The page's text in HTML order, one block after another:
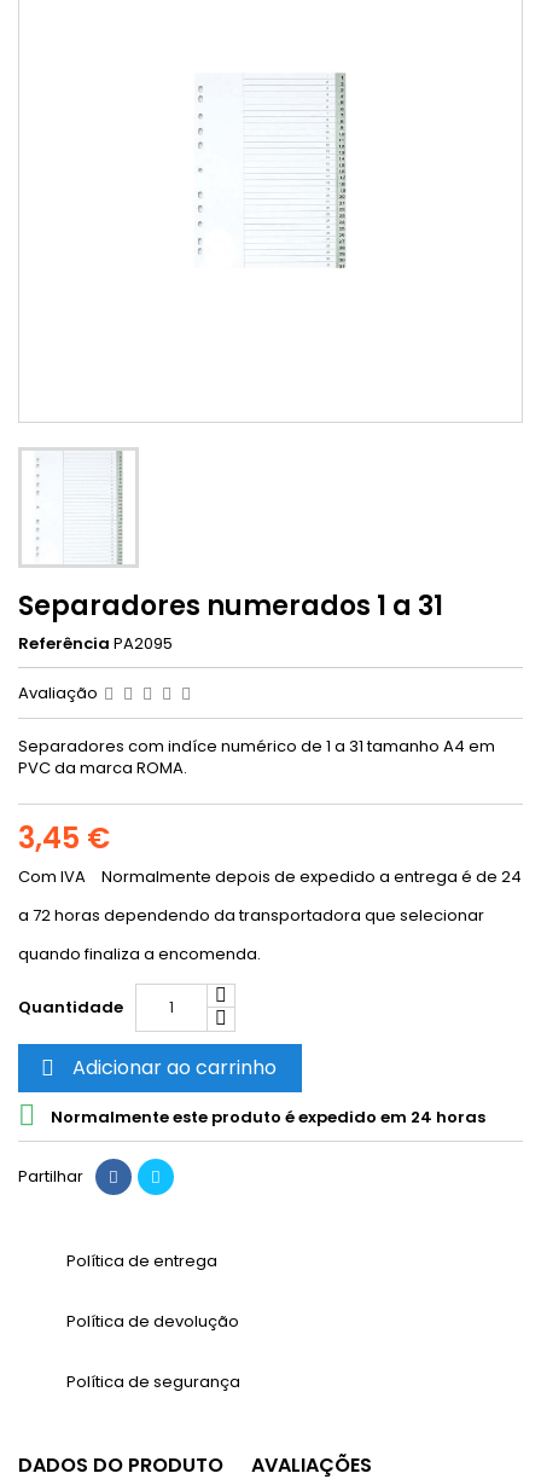
Separadores numerados 1 a 31
Referência PA2095
Avaliação
Separadores com indíce numérico de 1 a 31 tamanho A4 em
PVC da marca ROMA.
3,45 €
Com IVA
Normalmente depois de expedido a entrega é de 24
a 72 horas dependendo da transportadora que selecionar
quando finaliza a encomenda.
Quantidade
 Adicionar ao carrinho
 Normalmente este produto é expedido em 24 horas
Partilhar
Política de entrega
Política de devolução
Política de segurança
DADOS DO PRODUTO AVALIAÇÕES